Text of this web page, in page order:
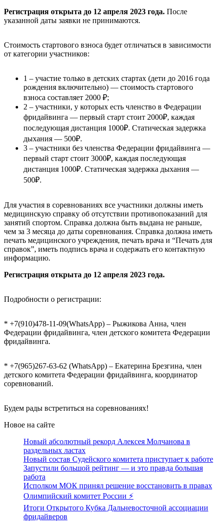
Регистрация открыта до 12 апреля 2023 года. После
указанной даты заявки не принимаются.
Стоимость стартового взноса будет отличаться в зависимости
от категории участников:
1 – участие только в детских стартах (дети до 2016 года
рождения включительно) — стоимость стартового
взноса составляет 2000 ₽;
2 – участники, у которых есть членство в Федерации
фридайвинга — первый старт стоит 2000₽, каждая
последующая дистанция 1000₽. Статическая задержка
дыхания — 500₽.
3 – участники без членства Федерации фридайвинга —
первый старт стоит 3000₽, каждая последующая
дистанция 1000₽. Статическая задержка дыхания —
500₽.
Для участия в соревнованиях все участники должны иметь
медицинскую справку об отсутствии противопоказаний для
занятий спортом. Справка должна быть выдана не раньше,
чем за 3 месяца до даты соревнования. Справка должна иметь
печать медицинского учреждения, печать врача и “Печать для
справок”, иметь подпись врача и содержать его контактную
информацию.
Регистрация открыта до 12 апреля 2023 года.
Подробности о регистрации:
* +7(910)478-11-09(WhatsApp) – Рыжикова Анна, член
Федерации фридайвинга, член детского комитета Федерации
фридайвинга.
* +7(965)267-63-62 (WhatsApp) – Екатерина Брезгина, член
детского комитета Федерации фридайвинга, координатор
соревнований.
Будем рады встретиться на соревнованиях!
Новое на сайте
Новый абсолютный рекорд Алексея Молчанова в
раздельных ластах
Новый состав Судейского комитета приступает к работе
Запустили большой рейтинг — и это правда большая
работа
Исполком МОК принял решение восстановить в правах
Олимпийский комитет России ⚡️
Итоги Открытого Кубка Дальневосточной ассоциации
фридайверов